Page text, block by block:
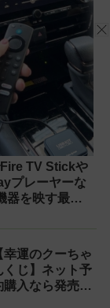
TV Stickや
プレーヤーな
器を映す最短
接続だけで
機軸アダプタ
説【データシス
』】
幸運のクーちゃ
くじ】ネット予
購入なら発売前